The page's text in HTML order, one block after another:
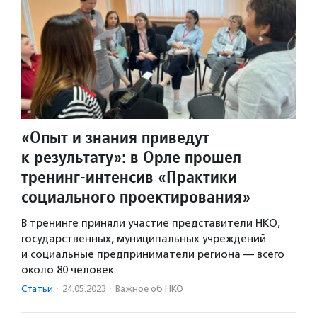
«Опыт и знания приведут
к результату»: в Орле прошел
тренинг-интенсив «Практики
социального проектирования»
В тренинге приняли участие представители НКО,
государственных, муниципальных учреждений
и социальные предприниматели региона — всего
около 80 человек.
Статьи · 24.05.2023 · Важное об НКО